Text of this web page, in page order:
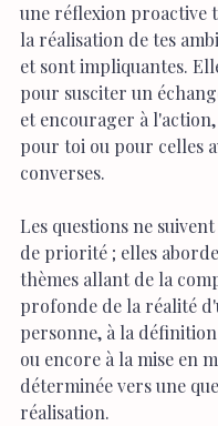
une réflexion proactive
la réalisation de tes
et sont impliquantes.
pour susciter un
et encourager à
pour toi ou pour celles
converses.
Les questions ne
de priorité ; elles
thèmes allant de la
profonde de la réalité
personne, à la
ou encore à la mise en
déterminée vers une
réalisation.